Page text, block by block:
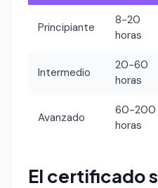
Principiante
8-20
horas
Intermedio
20-60
horas
Avanzado
60-200
horas
El certificado